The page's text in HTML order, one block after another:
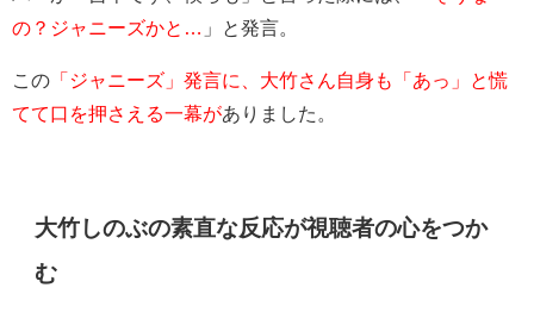
の？ジャニーズかと… 」と発言。
この 「ジャニーズ」発言に、大竹さん自身も「あっ」と慌
てて口を押さえる一幕がありました。
大竹しのぶの素直な反応が視聴者の心をつか
む